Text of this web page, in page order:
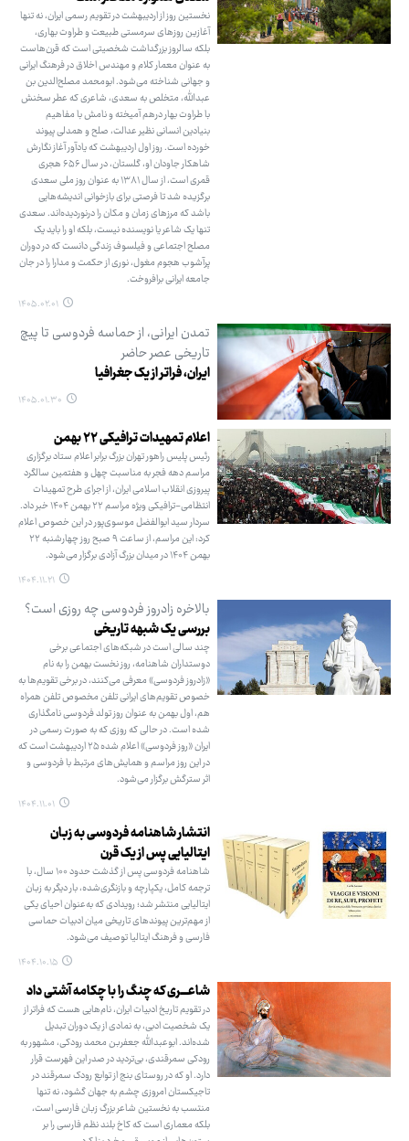
نخستین روز از اردیبهشت‌ در تقویم رسمی ایران، نه تنها
آغازین روزهای سرمستی طبیعت و طراوت بهاری،
بلکه سالروز بزرگداشت شخصیتی است که قرن‌هاست
به عنوان معمار کلام و مهندس اخلاق در فرهنگ ایرانی
و جهانی شناخته می‌شود. ابومحمد مصلح‌الدین بن
عبدالله، متخلص به سعدی، شاعری که عطر سخنش
با طراوت بهار درهم ‌آمیخته و نامش با مفاهیم
بنیادین انسانی نظیر عدالت، صلح و همدلی پیوند
خورده است. روز اول اردیبهشت که یادآور آغاز نگارش
شاهکار جاودان او، گلستان، در سال ۶۵۶ هجری
قمری است، از سال ۱۳۸۱ به عنوان روز ملی سعدی
برگزیده شد تا فرصتی برای بازخوانی اندیشه‌هایی
باشد که مرزهای زمان و مکان را درنوردیده‌اند. سعدی
تنها یک شاعر یا نویسنده نیست، بلکه او را باید یک
مصلح اجتماعی و فیلسوف زندگی دانست که در دوران
پرآشوب هجوم مغول، نوری از حکمت و مدارا را در جان
جامعه ایرانی برافروخت.
۱۴۰۵.۰۲.۰۱
تمدن ایرانی، از حماسه فردوسی تا پیچ
تاریخی عصر حاضر
ایران، فراتر از یک جغرافیا
۱۴۰۵.۰۱.۳۰
اعلام تمهیدات ترافیکی ۲۲ بهمن
رئیس پلیس راهور تهران بزرگ برابر اعلام ستاد برگزاری
مراسم دهه فجر به مناسبت چهل و هفتمین سالگرد
پیروزی انقلاب اسلامی ایران، از اجرای طرح تمهیدات
انتظامی-ترافیکی ویژه مراسم ۲۲ بهمن ۱۴۰۴ خبر داد.
سردار سید ابوالفضل موسوی‌پور در این خصوص اعلام
کرد: این مراسم، از ساعت ۹ صبح روز چهارشنبه ۲۲
بهمن ۱۴۰۴ در میدان بزرگ آزادی برگزار می‌شود.
۱۴۰۴.۱۱.۲۱
بالاخره زادروز فردوسی چه روزی است؟
بررسی یک شبهه تاریخی
چند سالی است در شبکه‌های اجتماعی برخی
دوستداران شاهنامه، روز نخست بهمن‌ را به نام
«زادروز فردوسی» معرفی می‌کنند، در برخی تقویم‌ها به
خصوص تقویم‌های ایرانی تلفن مخصوص تلفن همراه
هم، اول بهمن به عنوان روز تولد فردوسی نامگذاری
شده است. در حالی که روزی که به صورت رسمی در
ایران «روز فردوسی» اعلام شده ۲۵ اردیبهشت است که
در این روز مراسم و همایش‌های مرتبط با فردوسی و
اثر سترگش برگزار می‌شود.
۱۴۰۴.۱۱.۰۱
انتشار شاهنامه فردوسی به زبان
ایتالیایی پس از یک قرن
شاهنامه فردوسی پس از گذشت حدود ۱۰۰ سال، با
ترجمه کامل، یکپارچه و بازنگری‌شده، بار دیگر به زبان
ایتالیایی منتشر شد؛ رویدادی که به‌عنوان احیای یکی
از مهم‌ترین پیوندهای تاریخی میان ادبیات حماسی
فارسی و فرهنگ ایتالیا توصیف می‌شود.
۱۴۰۴.۱۰.۱۵
شاعــــری که چنگ را با چکامه آشتی داد
در تقویم تاریخ ادبیات ایران، نام‌هایی هست که فراتر از
یک شخصیت ادبی، به نمادی از یک دوران تبدیل
شده‌اند. ابوعبدالله جعفربن محمد رودکی، مشهور به
رودکی سمرقندی، بی‌تردید در صدر این فهرست قرار
دارد. او که در روستای بنج از توابع رودک سمرقند در
تاجیکستان امروزی چشم به جهان گشود، نه تنها
منتسب به نخستین شاعر بزرگ زبان فارسی است،
بلکه معماری است که کاخ بلند نظم فارسی را بر